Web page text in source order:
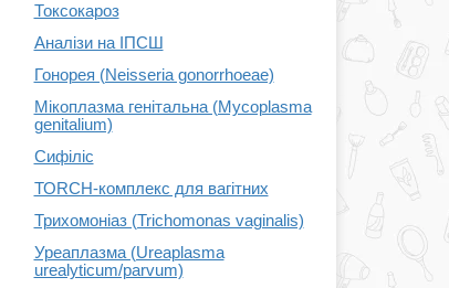
Токсокароз
Аналізи на ІПСШ
Гонорея (Neisseria gonorrhoeae)
Мікоплазма генітальна (Mycoplasma
genitalium)
Сифіліс
ТОRCH-комплекс для вагітних
Трихомоніаз (Trichomonas vaginalis)
Уреаплазма (Ureaplasma
urealyticum/parvum)